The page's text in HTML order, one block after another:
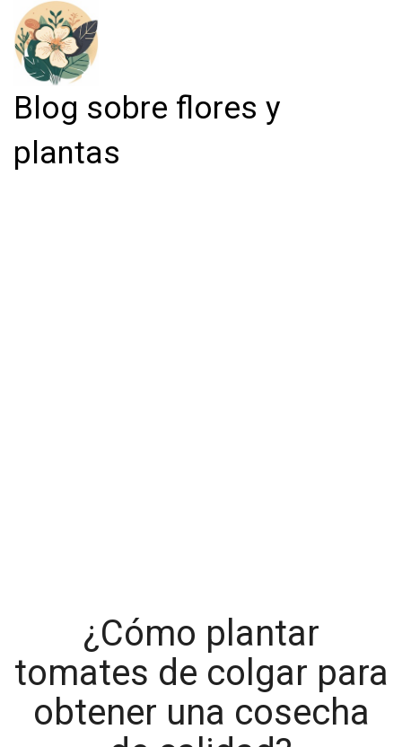
Blog sobre flores y
plantas
¿Cómo plantar
tomates de colgar para
obtener una cosecha